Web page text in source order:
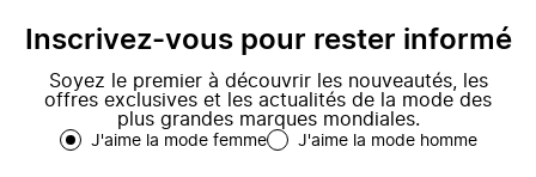
Inscrivez-vous pour rester informé
Soyez le premier à découvrir les nouveautés, les
offres exclusives et les actualités de la mode des
plus grandes marques mondiales.
J'aime la mode femme J'aime la mode homme